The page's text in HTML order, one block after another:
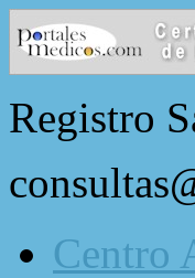
Registro
Centro